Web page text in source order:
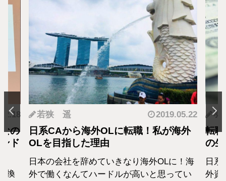
の
ド
換
若狭 遥 2019.05.22
日系CAから海外OLに転職！私が海外
OLを目指した理由
日本の会社を辞めていきなり海外OLに！海
外で働くなんてハードルが高いと思ってい
羽
転
の
日
外資